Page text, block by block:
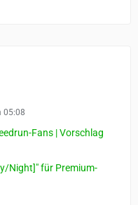
05:08
Fans | Vorschlag
Night]" für Premium-